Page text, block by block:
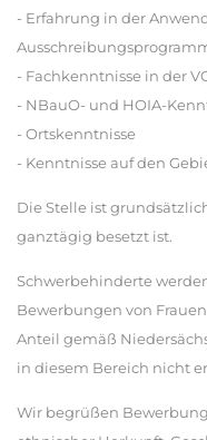
- Erfahrung in der
- Fachkenntnisse in der
- NBauO- und HOIA-
- Ortskenntnisse
- Kenntnisse auf den
Die Stelle ist
ganztägig besetzt ist.
Schwerbehinderte
Bewerbungen von
Anteil gemäß
in diesem Bereich nicht
Wir begrüßen